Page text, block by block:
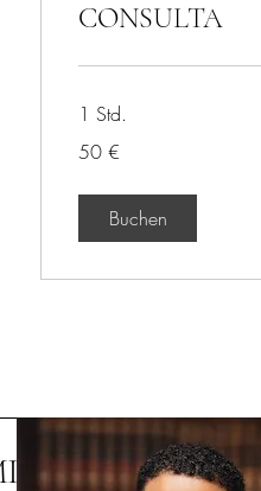
CONSULTA
1 Std.
Euro
50 €
Buchen
LORENZONI